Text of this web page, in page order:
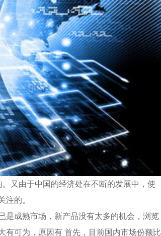
又由于中国的经济处在不断的发展中，使
注的。
是成熟市场，新产品没有太多的机会，浏览
有可为，原因有 首先，目前国内市场份额比